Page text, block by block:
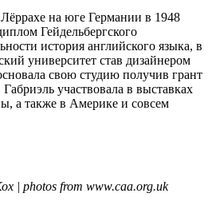
Кох
на юге Германии в 1948
Гейдельбергского
история английского языка, в
университет став дизайнером
свою студию получив грант
участвовала в выставках
а также в Америке и совсем
| photos from www.caa.org.uk